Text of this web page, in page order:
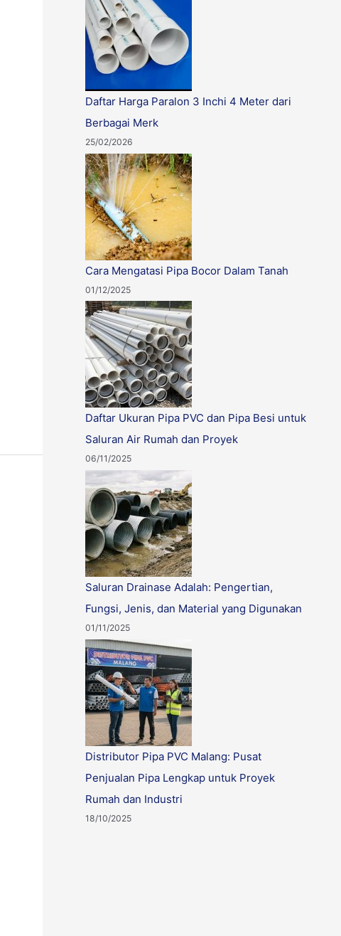
Daftar Harga Paralon 3 Inchi 4 Meter dari
Berbagai Merk
25/02/2026
Cara Mengatasi Pipa Bocor Dalam Tanah
01/12/2025
Daftar Ukuran Pipa PVC dan Pipa Besi untuk
Saluran Air Rumah dan Proyek
06/11/2025
Saluran Drainase Adalah: Pengertian,
Fungsi, Jenis, dan Material yang Digunakan
01/11/2025
Distributor Pipa PVC Malang: Pusat
Penjualan Pipa Lengkap untuk Proyek
Rumah dan Industri
18/10/2025